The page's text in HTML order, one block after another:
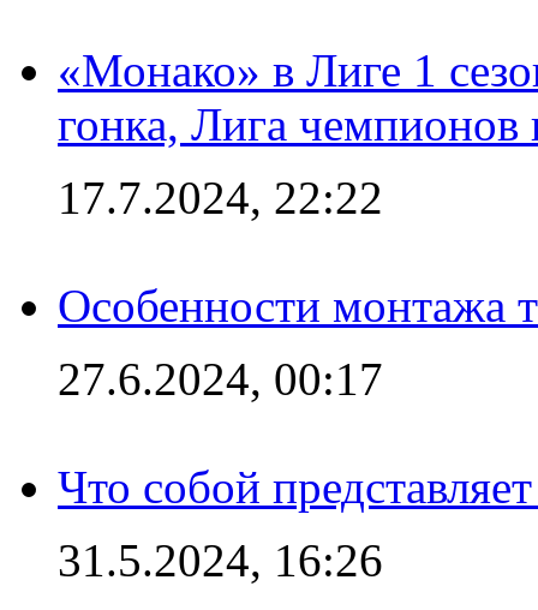
«Монако» в Лиге 1
гонка, Лига чемпионов
17.7.2024, 22:22
Особенности монтажа
27.6.2024, 00:17
Что собой
31.5.2024, 16:26